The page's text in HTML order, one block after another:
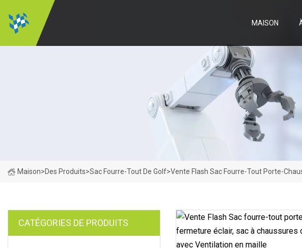
MAISON
Maison>Des Produits>Sac Fourre-Tout De Golf>Vente Flash Sac Fourre-Tout Porte-
CATÉGORIES DE PRODUITS